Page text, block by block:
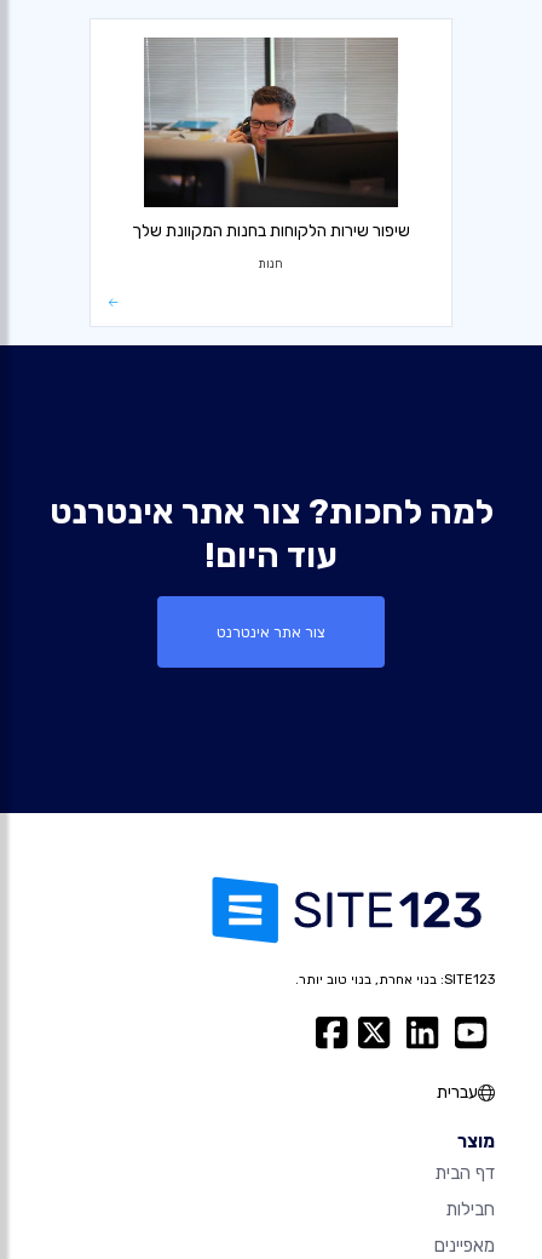
שיפור שירות הלקוחות בחנות המקוונת שלך
חנות
למה לחכות? צור אתר אינטרנט
עוד היום!
צור אתר אינטרנט
SITE123: בנוי אחרת, בנוי טוב יותר.
עברית
מוצר
דף הבית
חבילות
מאפיינים